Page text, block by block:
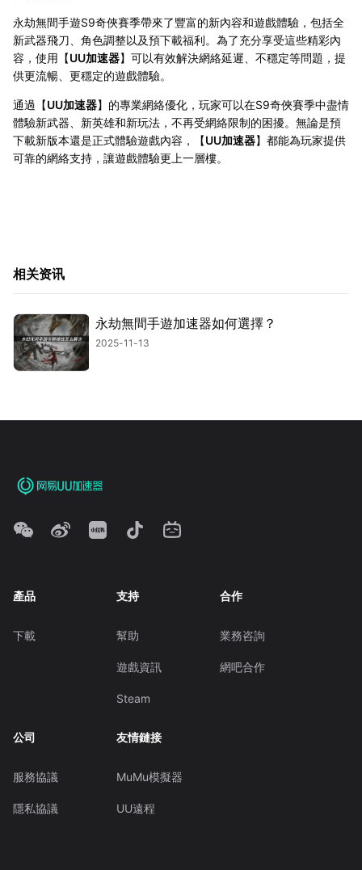
永劫無間手遊S9奇俠賽季帶來了豐富的新內容和遊戲體驗，包括全
新武器飛刀、角色調整以及預下載福利。為了充分享受這些精彩內
容，使用【UU加速器】可以有效解決網絡延遲、不穩定等問題，提
供更流暢、更穩定的遊戲體驗。
通過【UU加速器】的專業網絡優化，玩家可以在S9奇俠賽季中盡情
體驗新武器、新英雄和新玩法，不再受網絡限制的困擾。無論是預
下載新版本還是正式體驗遊戲內容，【UU加速器】都能為玩家提供
可靠的網絡支持，讓遊戲體驗更上一層樓。
相关资讯
永劫無間手遊加速器如何選擇？
2025-11-13
產品
下載
支持
幫助
遊戲資訊
Steam
合作
業務咨詢
網吧合作
公司
服務協議
隱私協議
友情鏈接
MuMu模擬器
UU遠程